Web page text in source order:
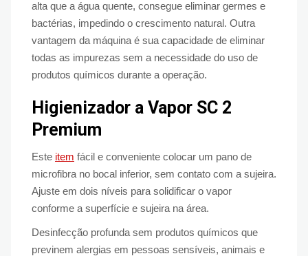
alta que a água quente, consegue eliminar germes e
bactérias, impedindo o crescimento natural. Outra
vantagem da máquina é sua capacidade de eliminar
todas as impurezas sem a necessidade do uso de
produtos químicos durante a operação.
Higienizador a Vapor SC 2
Premium
Este item fácil e conveniente colocar um pano de
microfibra no bocal inferior, sem contato com a sujeira.
Ajuste em dois níveis para solidificar o vapor
conforme a superfície e sujeira na área.
Desinfecção profunda sem produtos químicos que
previnem alergias em pessoas sensíveis, animais e